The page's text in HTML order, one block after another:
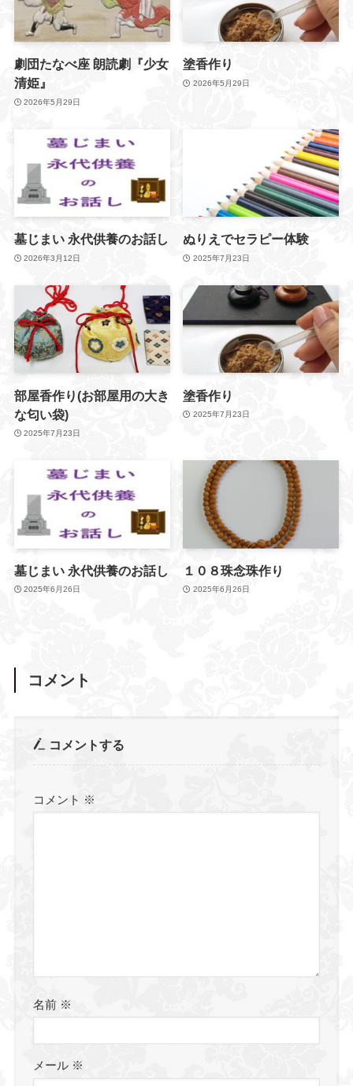
劇団たなべ座 朗読劇『少女
清姫』
2026年5月29日
塗香作り
2026年5月29日
墓じまい 永代供養のお話し
2026年3月12日
ぬりえでセラピー体験
2025年7月23日
部屋香作り(お部屋用の大き
な匂い袋)
2025年7月23日
塗香作り
2025年7月23日
墓じまい 永代供養のお話し
2025年6月26日
１０８珠念珠作り
2025年6月26日
コメント
コメントする
コメント ※
名前 ※
メール ※